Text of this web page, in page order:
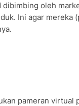
oleh
Ini agar mereka
pameran virtual